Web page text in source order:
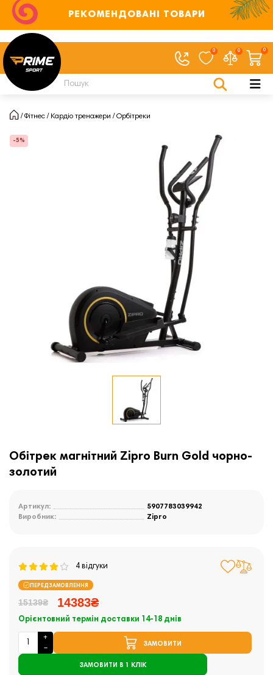
РЕКОМЕНДОВАНІ ТОВАРИ
0 0 0
Фітнес Кардіо тренажери Орбітреки
-5%
Обітрек магнітний Zipro Burn Gold чорно-
золотий
Артикул:
5907783039942
Виробник:
Zipro
4 відгуки
ПЕРЕДЗАМОВЛЕННЯ
15139₴ 14383₴
Орієнтовний термін доставки 14-18 днів
ЗАМОВИТИ
ЗАМОВИТИ В 1 КЛІК